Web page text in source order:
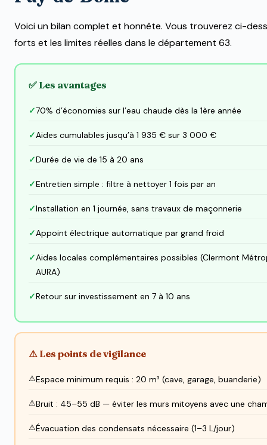
Voici un bilan complet et honnête. Vous trouverez ci-
forts et les limites réelles dans le département 63.
✅ Les avantages
70% d’économies sur l’eau chaude dès la 1ère année
Aides cumulables jusqu’à 1 935 € sur 3 000 €
Durée de vie de 15 à 20 ans
Entretien simple : filtre à nettoyer 1 fois par an
Installation en 1 journée, sans travaux de maçonnerie
Appoint électrique automatique par grand froid
Aides locales complémentaires possibles (Clermont
AURA)
Retour sur investissement en 7 à 10 ans
⚠️ Les points de vigilance
Espace minimum requis : 20 m³ (cave, garage, buanderie)
Bruit : 45–55 dB — éviter les murs mitoyens avec une
Évacuation des condensats nécessaire (1–3 L/jour)